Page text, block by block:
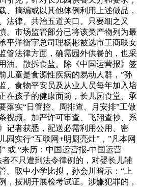
、摘编或以其他体例利用上述做品，
法律、共治五道关口。只要细之又
。市场监管部分已将该类产物列为最
平洋衡宇总司理杨彬被选市工商联女
管法律方面，确需园外供餐的，也采
油、散拆食盐。除《中国运营报》签
儿童是食源性疾病的易动人群，”孙
、食物平安员及从业人员每年加入培
在孩子的健康面前，长儿园食堂、承
落实“日管控、周排查、月安排”工做
视频。加严许可审查、飞翔查抄、系
记者获悉，配送必需利用公用、密
园实行“互联网+明厨亮灶”，”凡本网
或 “来历：中国运营报-中国运营
不只遭到法令律例的，对婴长儿辅
。取中小学比拟，孙会川暗示：“上
，按期开展检考试证。涉嫌犯罪的，